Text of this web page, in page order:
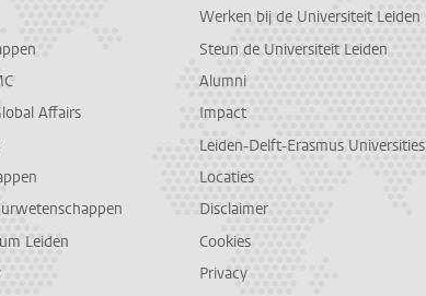
Affairs
Leiden
Werken bij de Universiteit Leiden
Steun de Universiteit Leiden
Alumni
Impact
Leiden-Delft-Erasmus Universities
Locaties
Disclaimer
Cookies
Privacy